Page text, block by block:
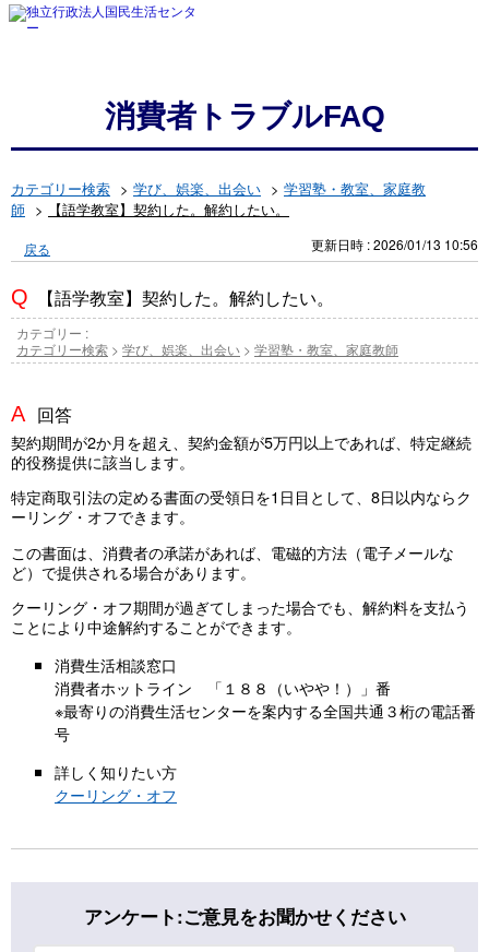
消費者トラブルFAQ
カテゴリー検索 > 学び、娯楽、出会い > 学習塾・教室、家庭教
師 > 【語学教室】契約した。解約したい。
戻る 更新日時 : 2026/01/13 10:56
【語学教室】契約した。解約したい。
カテゴリー :
カテゴリー検索 > 学び、娯楽、出会い > 学習塾・教室、家庭教師
回答
契約期間が2か月を超え、契約金額が5万円以上であれば、特定継続
的役務提供に該当します。
特定商取引法の定める書面の受領日を1日目として、8日以内ならク
ーリング・オフできます。
この書面は、消費者の承諾があれば、電磁的方法（電子メールな
ど）で提供される場合があります。
クーリング・オフ期間が過ぎてしまった場合でも、解約料を支払う
ことにより中途解約することができます。
消費生活相談窓口
消費者ホットライン 「１８８（いやや！）」番
※最寄りの消費生活センターを案内する全国共通３桁の電話番
号
詳しく知りたい方
クーリング・オフ
アンケート:ご意見をお聞かせください